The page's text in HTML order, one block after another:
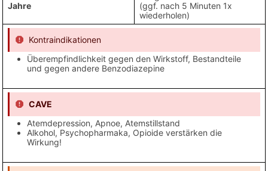
Jahre
(ggf. nach 5 Minuten 1x
wiederholen)
Kontraindikationen
Überempfindlichkeit gegen den Wirkstoff, Bestandteile
und gegen andere Benzodiazepine
CAVE
Atemdepression, Apnoe, Atemstillstand
Alkohol, Psychopharmaka, Opioide verstärken die
Wirkung!